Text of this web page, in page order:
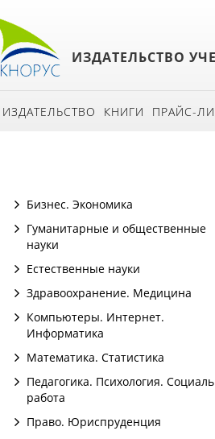
ИЗДАТЕЛЬСТВО
ИЗДАТЕЛЬСТВО КНИГИ ПРАЙС-
Бизнес. Экономика
Гуманитарные и общественные
науки
Естественные науки
Здравоохранение. Медицина
Компьютеры. Интернет.
Информатика
Математика. Статистика
Педагогика. Психология.
работа
Право. Юриспруденция